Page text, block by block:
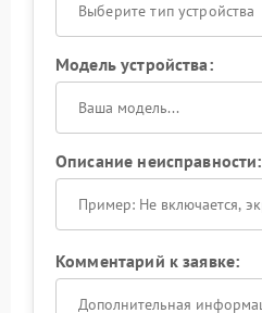
Выберите тип устройства
Модель устройства:
Описание неисправности:
Комментарий к заявке: